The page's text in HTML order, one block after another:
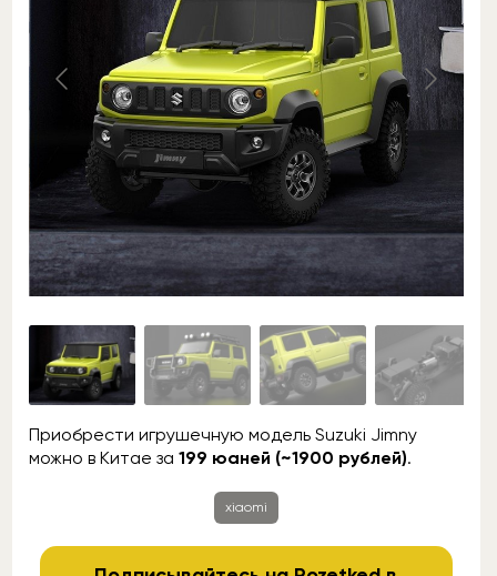
Приобрести игрушечную модель Suzuki Jimny
можно в Китае за 199 юаней (~1900 рублей).
xiaomi